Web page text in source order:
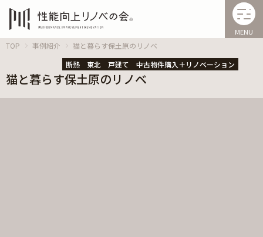
MENU
TOP 事例紹介
猫と暮らす保土原のリノベ
断熱
東北 戸建て 中古物件購入＋リノベーション
猫と暮らす保土原のリノベ